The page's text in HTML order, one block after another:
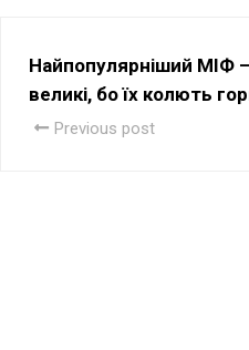
Найпопулярніший МІФ
великі, бо їх колють
Previous post